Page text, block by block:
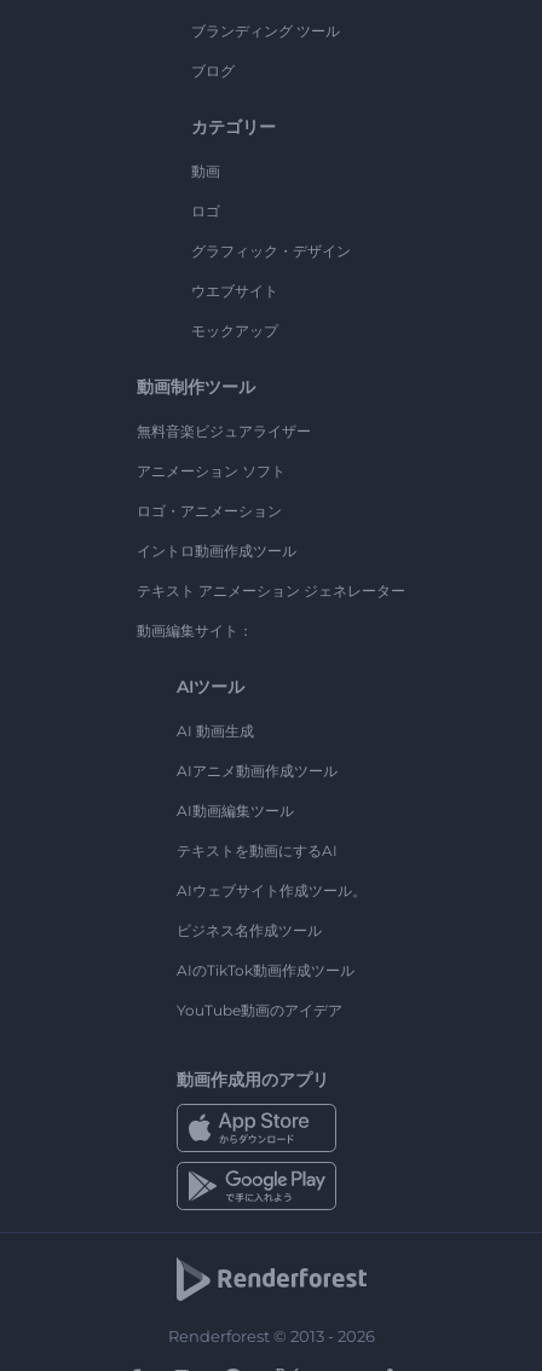
ブランディング ツール
ブログ
カテゴリー
動画
ロゴ
グラフィック・デザイン
ウエブサイト
モックアップ
動画制作ツール
無料音楽ビジュアライザー
アニメーション ソフト
ロゴ・アニメーション
イントロ動画作成ツール
テキスト アニメーション ジェネレーター
動画編集サイト：
AIツール
AI 動画生成
AIアニメ動画作成ツール
AI動画編集ツール
テキストを動画にするAI
AIウェブサイト作成ツール。
ビジネス名作成ツール
AIのTikTok動画作成ツール
YouTube動画のアイデア
動画作成用のアプリ
Renderforest © 2013 - 2026